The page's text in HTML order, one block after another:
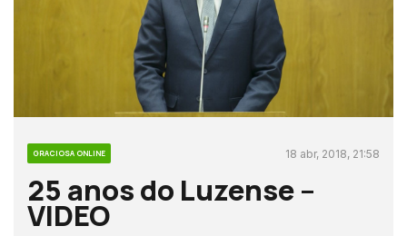
GRACIOSA ONLINE 18 abr, 2018, 21:58
25 anos do Luzense –
VIDEO